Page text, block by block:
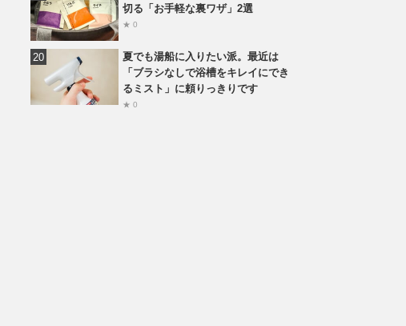
切る「お手軽な裏ワザ」2選
★ 0
夏でも湯船に入りたい派。最近は
「ブラシなしで浴槽をキレイにでき
るミスト」に頼りっきりです
★ 0